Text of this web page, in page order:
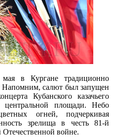
в Кургане традиционно
Напомним, салют был запущен
Кубанского казачьего
площади. Небо
огней, подчеркивая
зрелища в честь 81-й
войне.